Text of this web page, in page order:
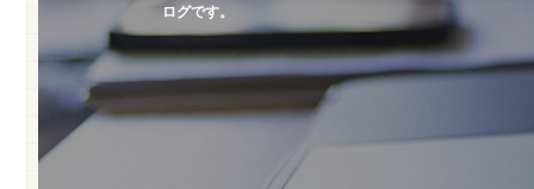
ログです。